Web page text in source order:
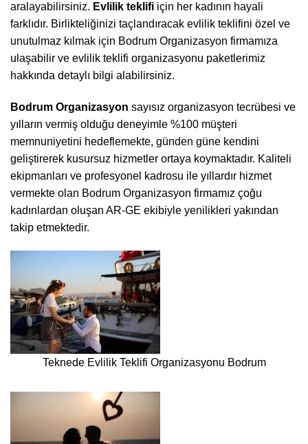
aralayabilirsiniz. Evlilik teklifi için her kadının hayali
farklıdır. Birlikteliğinizi taçlandıracak evlilik teklifini özel ve
unutulmaz kılmak için Bodrum Organizasyon firmamıza
ulaşabilir ve evlilik teklifi organizasyonu paketlerimiz
hakkında detaylı bilgi alabilirsiniz.
Bodrum Organizasyon sayısız organizasyon tecrübesi ve
yılların vermiş olduğu deneyimle %100 müşteri
memnuniyetini hedeflemekte, günden güne kendini
geliştirerek kusursuz hizmetler ortaya koymaktadır. Kaliteli
ekipmanları ve profesyonel kadrosu ile yıllardır hizmet
vermekte olan Bodrum Organizasyon firmamız çoğu
kadınlardan oluşan AR-GE ekibiyle yenilikleri yakından
takip etmektedir.
Teknede Evlilik Teklifi Organizasyonu Bodrum